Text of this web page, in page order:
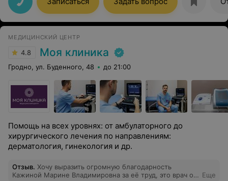
МЕДИЦИНСКИЙ ЦЕНТР
4.8 Моя клиника
Гродно, ул. Буденного, 48 до 21:00
Помощь на всех уровнях: от амбулаторного до
хирургического лечения по направлениям:
дерматология, гинекология и др.
Отзыв. Хочу выразить огромную благодарность
Кажиной Марине Владимировна за её труд, это врач от
Еще